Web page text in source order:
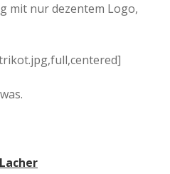
mit nur dezentem Logo,